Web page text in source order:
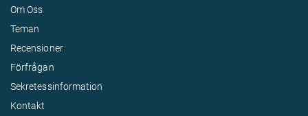
Om Oss
Teman
Recensioner
Förfrågan
Sekretessinformation
Kontakt